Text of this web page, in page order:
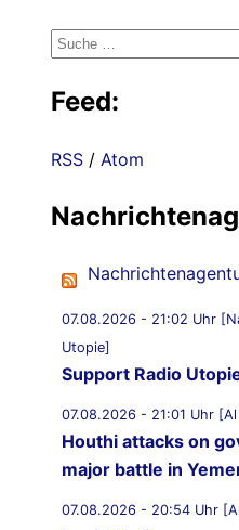
Suche
Feed:
RSS / Atom
07.08.2026 - 21:02 Uhr
Utopie]
Support Radio
07.08.2026 - 21:01 Uhr [Al
Houthi attacks on
major battle in
07.08.2026 - 20:54 Uhr